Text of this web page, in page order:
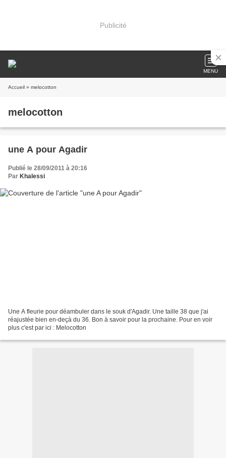
Publicité
MENU
Accueil » melocotton
melocotton
une A pour Agadir
Publié le 28/09/2011 à 20:16
Par Khalessi
Une A fleurie pour déambuler dans le souk d'Agadir. Une taille 38 que j'ai
réajustée bien en-deçà du 36. Bon à savoir pour la prochaine. Pour en voir
plus c'est par ici : Melocotton